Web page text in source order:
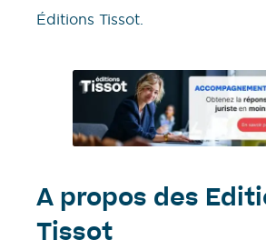
Éditions Tissot.
A propos des
Tissot